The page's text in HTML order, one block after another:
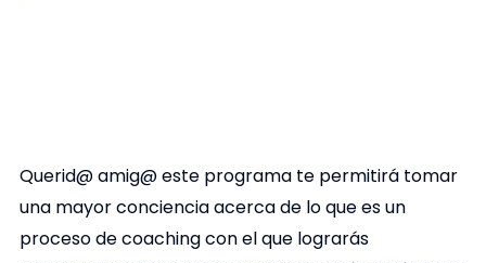
Querid@ amig@ este programa te permitirá tomar
una mayor conciencia acerca de lo que es un
proceso de coaching con el que lograrás